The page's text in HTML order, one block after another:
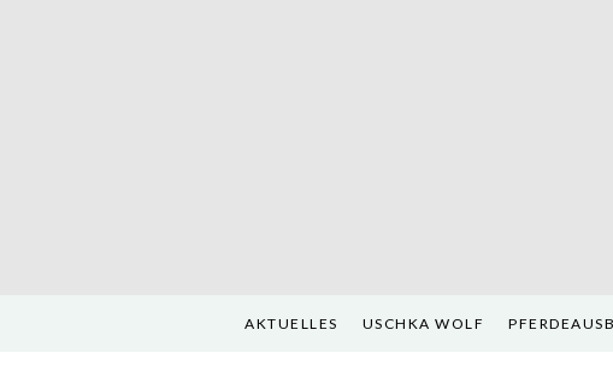
AKTUELLES USCHKA WOLF